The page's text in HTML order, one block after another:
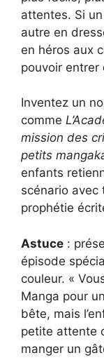
attentes. Si
autre en
en héros aux
pouvoir entrer
Inventez un
comme
mission des
petits
enfants
scénario avec
prophétie
Astuce :
épisode
couleur. «
Manga pour
bête, mais
petite attente
manger un